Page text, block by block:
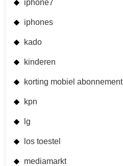
iphone7
iphones
kado
kinderen
korting mobiel abonnement
kpn
lg
los toestel
mediamarkt